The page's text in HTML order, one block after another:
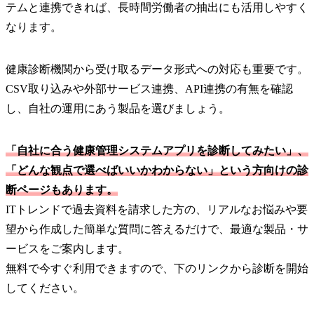
テムと連携できれば、長時間労働者の抽出にも活用しやすく
なります。
健康診断機関から受け取るデータ形式への対応も重要です。
CSV取り込みや外部サービス連携、API連携の有無を確認
し、自社の運用にあう製品を選びましょう。
「自社に合う健康管理システムアプリを診断してみたい」、
「どんな観点で選べばいいかわからない」という方向けの診
断ページもあります。
ITトレンドで過去資料を請求した方の、リアルなお悩みや要
望から作成した簡単な質問に答えるだけで、最適な製品・サ
ービスをご案内します。
無料で今すぐ利用できますので、下のリンクから診断を開始
してください。